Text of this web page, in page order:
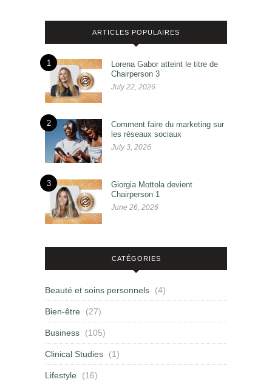
ARTICLES POPULAIRES
1
Lorena Gabor atteint le titre de
Chairperson 3
July 22, 2026
2
Comment faire du marketing sur
les réseaux sociaux
July 3, 2026
3
Giorgia Mottola devient
Chairperson 1
June 26, 2026
CATÉGORIES
Beauté et soins personnels (4)
Bien-être (27)
Business (105)
Clinical Studies (1)
Lifestyle (16)